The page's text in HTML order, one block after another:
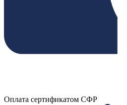
Оплата сертификатом СФР